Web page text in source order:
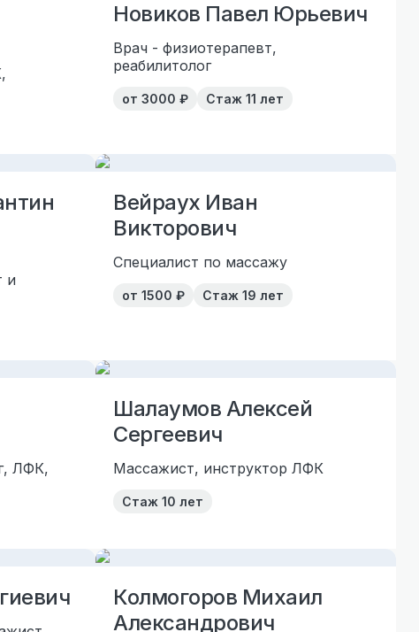
Новиков Павел Юрьевич
Врач - физиотерапевт,
реабилитолог
от 3000 ₽ Стаж 11 лет
и
Вейраух Иван
Викторович
Специалист по массажу
от 1500 ₽ Стаж 19 лет
ЛФК,
Шалаумов Алексей
Сергеевич
Массажист, инструктор ЛФК
Стаж 10 лет
Колмогоров Михаил
Александрович